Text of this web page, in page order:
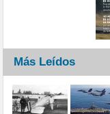
Más Leídos